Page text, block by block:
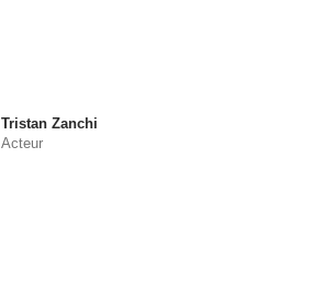
Tristan Zanchi
Acteur